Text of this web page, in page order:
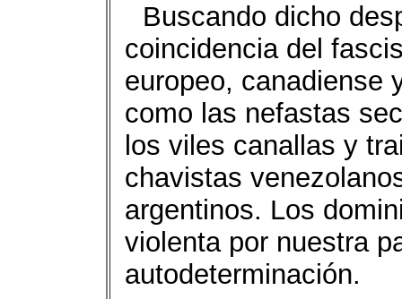
Buscando dicho
coincidencia del
europeo, canadiense
como las nefastas
los viles canallas y
chavistas
argentinos. Los
violenta por nuestra
autodeterminación.